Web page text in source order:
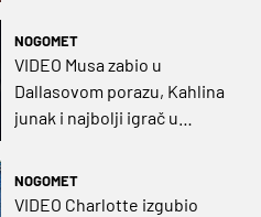
NOGOMET
VIDEO Musa zabio u
Dallasovom porazu, Kahlina
junak i najbolji igrač u
NOGOMET
VIDEO Charlotte izgubio